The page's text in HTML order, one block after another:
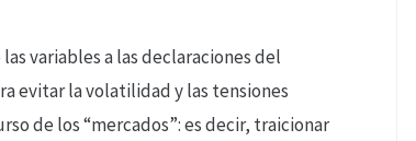
variables a las declaraciones del
evitar la volatilidad y las tensiones
de los “mercados”: es decir, traicionar